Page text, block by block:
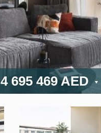
4 695 469 AED